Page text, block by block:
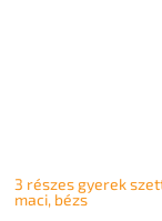
3 részes gyerek
maci, bézs